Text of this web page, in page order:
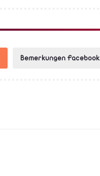
Bemerkungen Facebook